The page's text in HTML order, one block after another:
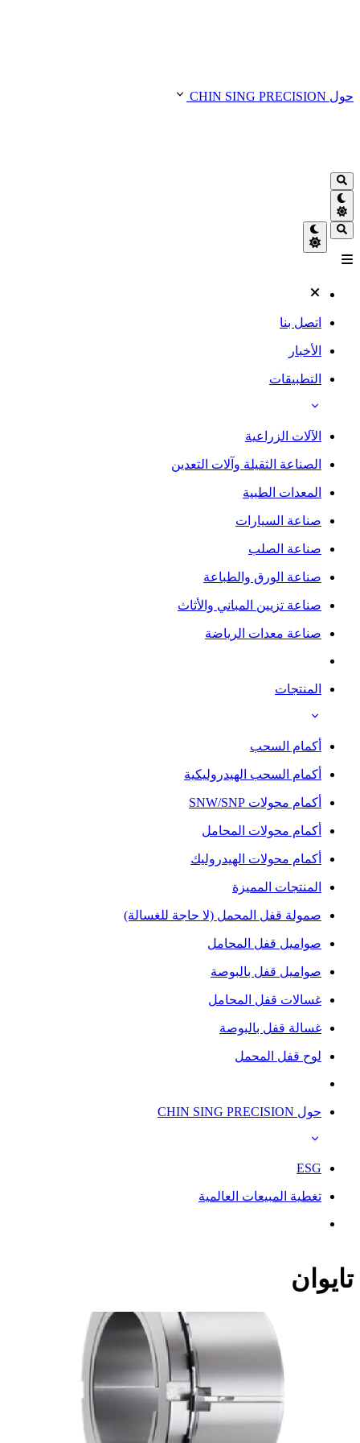
حول CHIN SING PRECISION
اتصل بنا
الأخبار
التطبيقات
الآلات الزراعية
الصناعة الثقيلة وآلات التعدين
المعدات الطبية
صناعة السيارات
صناعة الصلب
صناعة الورق والطباعة
صناعة تزيين المباني والأثاث
صناعة معدات الرياضة
المنتجات
أكمام السحب
أكمام السحب الهيدروليكية
أكمام محولات SNW/SNP
أكمام محولات المحامل
أكمام محولات الهيدروليك
المنتجات المميزة
صمولة قفل المحمل (لا حاجة للغسالة)
صواميل قفل المحامل
صواميل قفل بالبوصة
غسالات قفل المحامل
غسالة قفل بالبوصة
لوح قفل المحمل
حول CHIN SING PRECISION
ESG
تغطية المبيعات العالمية
تايوان